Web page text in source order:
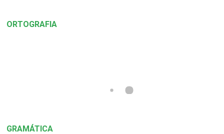
ORTOGRAFIA
GRAMÁTICA